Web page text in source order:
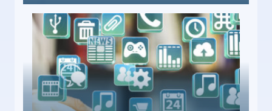
↻ Täglich neue Produkttests